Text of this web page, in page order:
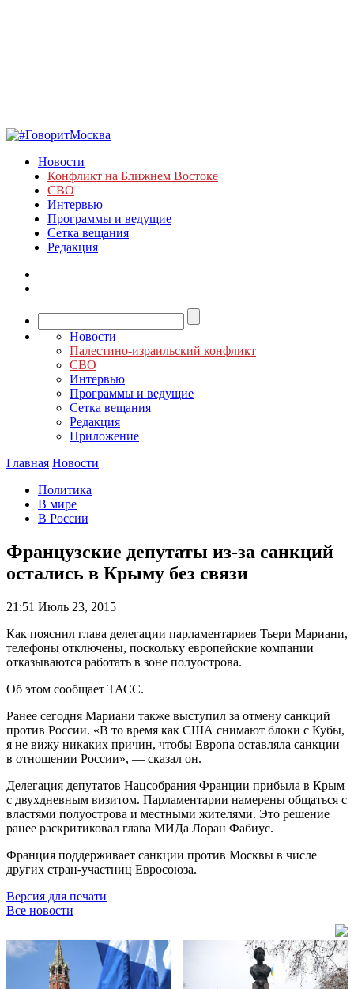
Новости
Конфликт на Ближнем Востоке
СВО
Интервью
Программы и ведущие
Сетка вещания
Редакция
Новости
Палестино-израильский конфликт
СВО
Интервью
Программы и ведущие
Сетка вещания
Редакция
Приложение
Главная Новости
Политика
В мире
В России
Французские депутаты из-за санкций
остались в Крыму без связи
21:51 Июль 23, 2015
Как пояснил глава делегации парламентариев Тьери Мариани,
телефоны отключены, поскольку европейские компании
отказываются работать в зоне полуострова.
Об этом сообщает ТАСС.
Ранее сегодня Мариани также выступил за отмену санкций
против России. «В то время как США снимают блоки с Кубы,
я не вижу никаких причин, чтобы Европа оставляла санкции
в отношении России», — сказал он.
Делегация депутатов Нацсобрания Франции прибыла в Крым
с двухдневным визитом. Парламентарии намерены общаться с
властями полуострова и местными жителями. Это решение
ранее раскритиковал глава МИДа Лоран Фабиус.
Франция поддерживает санкции против Москвы в числе
других стран-участниц Евросоюза.
Версия для печати
Все новости